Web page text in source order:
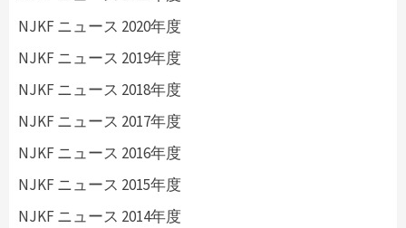
NJKF ニュース 2020年度
NJKF ニュース 2019年度
NJKF ニュース 2018年度
NJKF ニュース 2017年度
NJKF ニュース 2016年度
NJKF ニュース 2015年度
NJKF ニュース 2014年度